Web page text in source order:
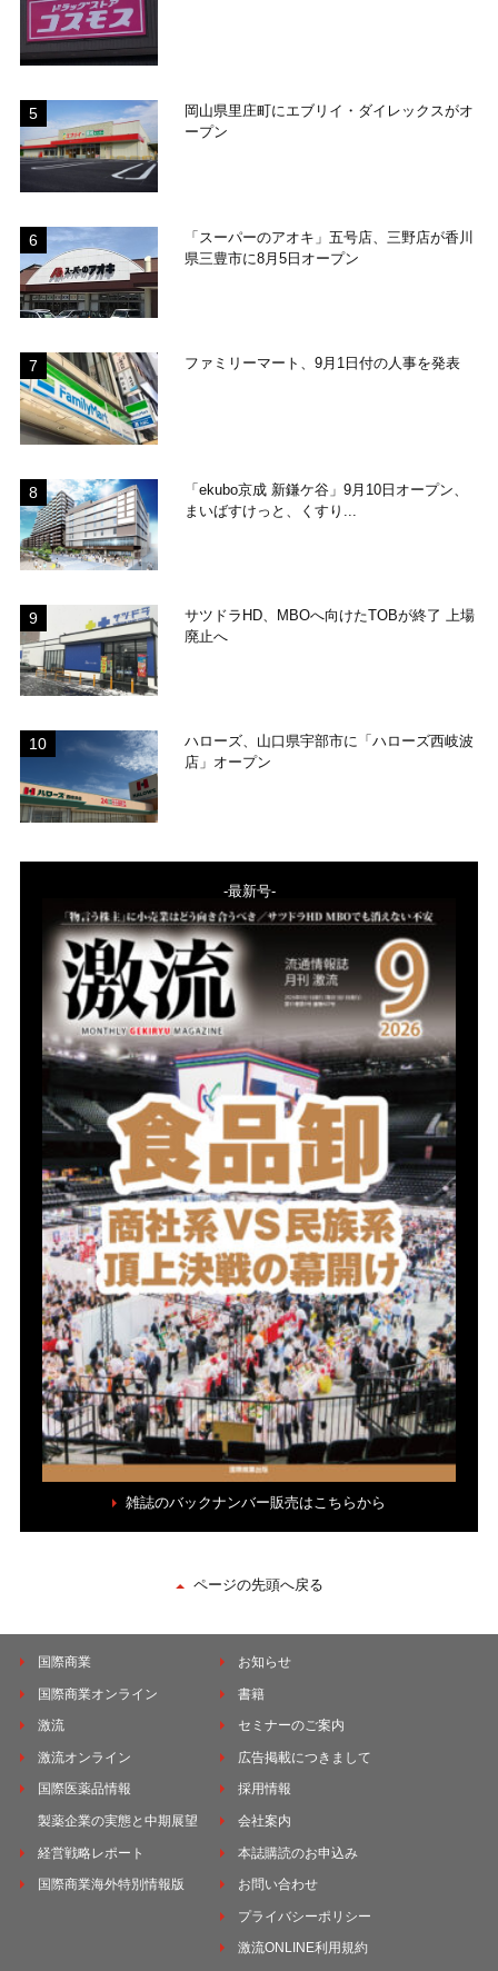
岡山県里庄町にエブリイ・ダイレックスがオ
ープン
「スーパーのアオキ」五号店、三野店が香川
県三豊市に8月5日オープン
ファミリーマート、9月1日付の人事を発表
「ekubo京成 新鎌ケ谷」9月10日オープン、
まいばすけっと、くすり...
サツドラHD、MBOへ向けたTOBが終了 上場
廃止へ
ハローズ、山口県宇部市に「ハローズ西岐波
店」オープン
-最新号-
雑誌のバックナンバー販売はこちらから
ページの先頭へ戻る
国際商業
国際商業オンライン
激流
激流オンライン
国際医薬品情報
製薬企業の実態と中期展望
経営戦略レポート
国際商業海外特別情報版
お知らせ
書籍
セミナーのご案内
広告掲載につきまして
採用情報
会社案内
本誌購読のお申込み
お問い合わせ
プライバシーポリシー
激流ONLINE利用規約